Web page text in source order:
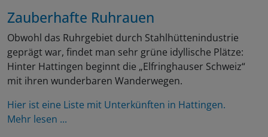
Zauberhafte Ruhrauen
Obwohl das Ruhrgebiet durch Stahlhüttenindustrie
geprägt war, findet man sehr grüne idyllische Plätze:
Hinter Hattingen beginnt die „Elfringhauser Schweiz“
mit ihren wunderbaren Wanderwegen.
Hier ist eine Liste mit Unterkünften in Hattingen.
Mehr lesen ...